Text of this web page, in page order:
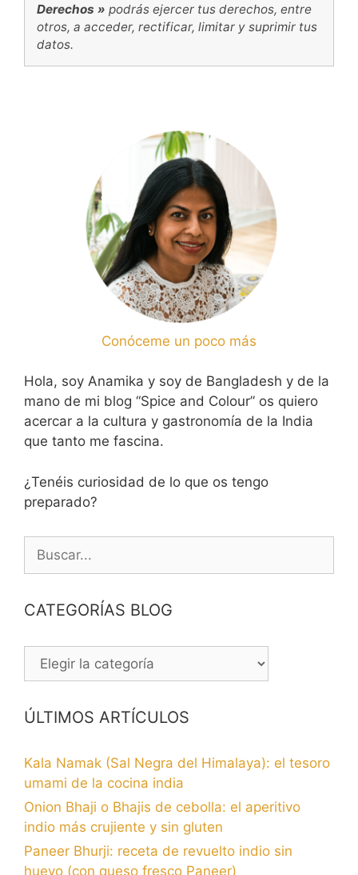
Derechos » podrás ejercer tus derechos, entre
otros, a acceder, rectificar, limitar y suprimir tus
datos.
Conóceme un poco más
Hola, soy Anamika y soy de Bangladesh y de la
mano de mi blog “Spice and Colour” os quiero
acercar a la cultura y gastronomía de la India
que tanto me fascina.
¿Tenéis curiosidad de lo que os tengo
preparado?
CATEGORÍAS BLOG
CATEGORÍAS
BLOG
ÚLTIMOS ARTÍCULOS
Kala Namak (Sal Negra del Himalaya): el tesoro
umami de la cocina india
Onion Bhaji o Bhajis de cebolla: el aperitivo
indio más crujiente y sin gluten
Paneer Bhurji: receta de revuelto indio sin
huevo (con queso fresco Paneer)